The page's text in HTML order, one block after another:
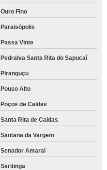
Ouro Fino
Paraisópolis
Passa Vinte
Pedralva Santa Rita do Sapucaí
Piranguçu
Pouso Alto
Poços de Caldas
Santa Rita de Caldas
Santana da Vargem
Senador Amaral
Seritinga